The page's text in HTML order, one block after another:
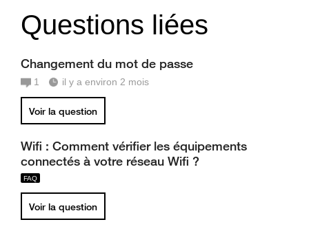
Questions liées
Changement du mot de passe
1 il y a environ 2 mois
Voir la question
Wifi : Comment vérifier les équipements
connectés à votre réseau Wifi ?
Voir la question